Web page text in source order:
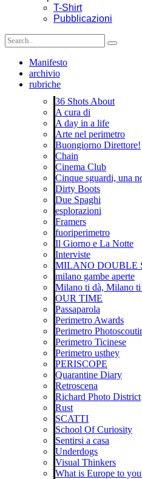
T-Shirt
Pubblicazioni
Manifesto
archivio
rubriche
36 Shots About
A cura di
A day in a life
Arte nel perimetro
Buongiorno Direttore!
Chain
Cinema Club
Cinque sguardi, una
Dirty Boots
Due Spaghi
esplorazioni
Framers
fuoriperimetro
Il Giorno e La Notte
Interviste
MILANO DOUBLE
milano gambe aperte
Milano ti dà, Milano
OUR TIME
Passaparola
Perimetro Awards
Perimetro
Perimetro Ticinese
Perimetro usthey
PERISCOPE
Quarantine Diary
Retroscena
Richard Photo District
Rust
SCATTI
School Of Curiosity
Sentirsi a casa
Underdogs
Visual Thinkers
What is Europe to